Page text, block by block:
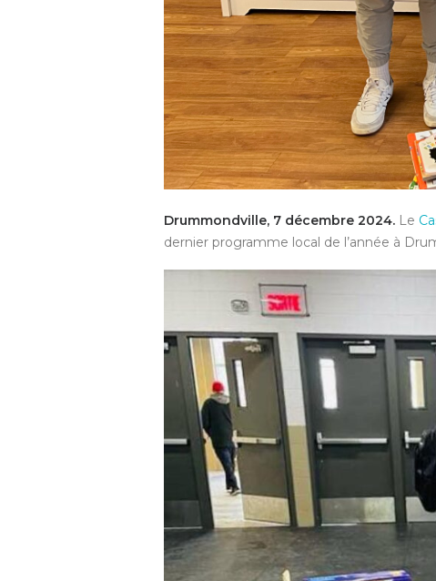
Drummondville, 7 décembre 2024. Le
dernier programme local de l’année à